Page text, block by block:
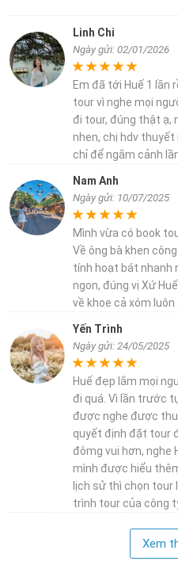
Linh Chi
Ngày gửi: 02/01/2026
Em đã tới Huế 1 lần
tour vì nghe mọi
đi tour, đúng thật ạ,
nhen, chị hdv
chỉ để ngắm cảnh
Nam Anh
Ngày gửi: 10/07/2025
Mình vừa có book
Về ông bà khen
tính hoạt bát nhanh
ngon, đúng vị Xứ
về khoe cả xóm luôn
Yến Trình
Ngày gửi: 24/05/2025
Huế đẹp lắm mọi
đi quá. Vì lần trước
được nghe được
quyết định đặt tour
đômg vui hơn, nghe
mình được hiểu
lịch sử thì chọn tour
trình tour của công
Xem